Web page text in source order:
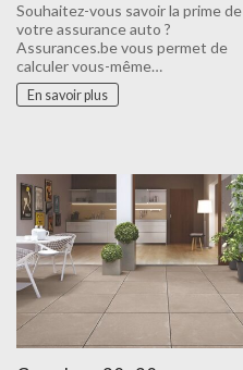
Souhaitez-vous savoir la prime de
votre assurance auto ?
Assurances.be vous permet de
calculer vous-même…
En savoir plus